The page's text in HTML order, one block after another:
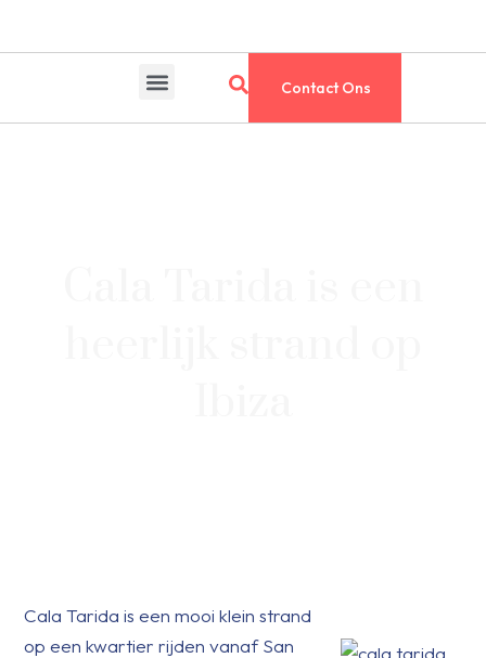
Contact Ons
Cala Tarida is een mooi klein strand
op een kwartier rijden vanaf San